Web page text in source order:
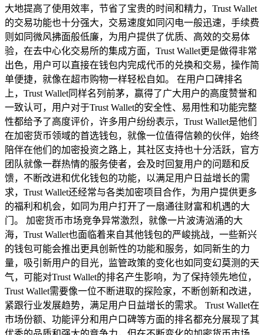
大地提高了使用效率，节省了宝贵的时间和精力，Trust Wallet
的交易功能也十分强大，交易速度如同闪电一般迅速，手续费
则如同微风拂面般低廉，为用户提供了优质、高效的交易体
验，在去中心化交易所的集成方面，Trust Wallet更是做得非常
出色，用户可以直接在钱包内完成代币的兑换和交易，操作简
单便捷，就像在超市购物一样轻松自如。 在用户口碑排名
上，Trust Wallet同样名列前茅，赢得了广大用户的高度赞誉和
一致认可，用户对于Trust Wallet的安全性、易用性和功能完整
性都给予了高度评价，许多用户纷纷表示，Trust Wallet是他们
在加密货币领域的首选钱包，就像一位值得信赖的伙伴，始终
陪伴在他们的加密投资之路上，其社区支持也十分活跃，官方
团队就像一群热情的服务使者，会及时回复用户的问题和反
馈，不断改进和优化钱包的功能，以满足用户日益增长的需
求，Trust Wallet还经常与各类加密项目合作，为用户提供更多
的福利和机会，如同为用户打开了一扇通往财富和机遇的大
门。 加密货币市场竞争异常激烈，就像一片波涛汹涌的大
海，Trust Wallet也面临着来自其他钱包的严峻挑战，一些新兴
的钱包可能会推出更具创新性的功能和服务，如同新生的力
量，吸引新用户的目光，监管政策的变化也如同变幻莫测的天
气，可能对Trust Wallet的排名产生影响，为了保持领先地位，
Trust Wallet需要像一位不断进取的探险家，不断创新和改进，
紧跟行业发展趋势，满足用户日益增长的需求。 Trust Wallet在
市场份额、功能评分和用户口碑等方面的排名都充分展现了其